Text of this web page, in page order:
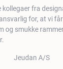
kollegaer fra
for, at vi
og smukke